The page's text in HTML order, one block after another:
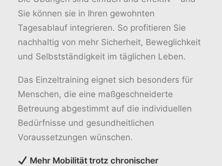
Sie können sie in Ihren gewohnten
Tagesablauf integrieren. So profitieren Sie
nachhaltig von mehr Sicherheit, Beweglichkeit
und Selbstständigkeit im täglichen Leben.
Das Einzeltraining eignet sich besonders für
Menschen, die eine maßgeschneiderte
Betreuung abgestimmt auf die individuellen
Bedürfnisse und gesundheitlichen
Voraussetzungen wünschen.
Mehr Mobilität trotz chronischer